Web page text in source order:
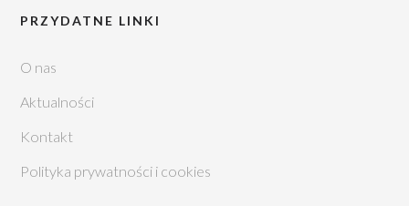
PRZYDATNE LINKI
O nas
Aktualności
Kontakt
Polityka prywatności i cookies